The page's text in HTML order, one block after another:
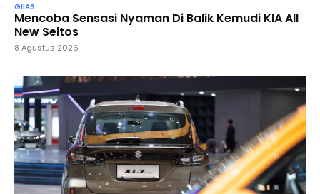
GIIAS
Mencoba Sensasi Nyaman Di Balik Kemudi KIA All
New Seltos
8 Agustus 2026